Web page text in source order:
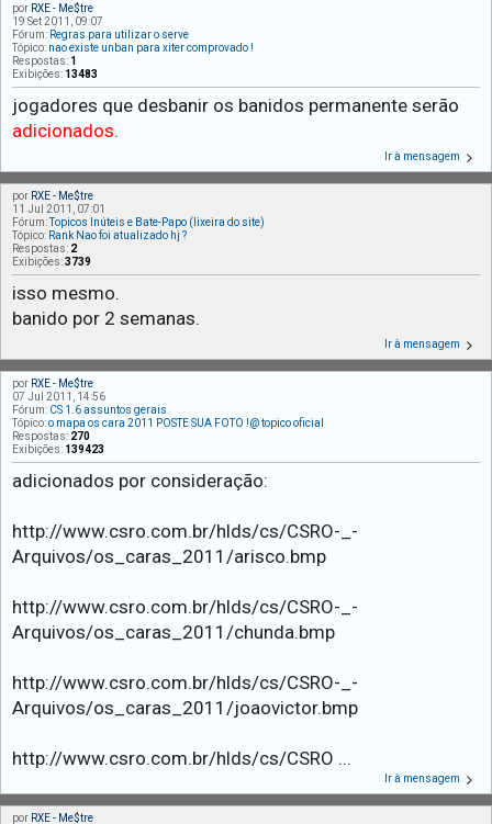
por RXE - Me$tre
19 Set 2011, 09:07
Fórum: Regras para utilizar o serve
Tópico: nao existe unban para xiter comprovado !
Respostas: 1
Exibições: 13483
jogadores que desbanir os banidos permanente serão
adicionados.
Ir à mensagem
por RXE - Me$tre
11 Jul 2011, 07:01
Fórum:Topicos Inúteis e Bate-Papo (lixeira do site)
Tópico: Rank Nao foi atualizado hj ?
Respostas: 2
Exibições:3739
isso mesmo.
banido por 2 semanas.
Ir à mensagem
por RXE - Me$tre
07 Jul 2011, 14:56
Fórum: CS 1.6 assuntos gerais
Tópico:o mapa os cara 2011 POSTE SUA FOTO !@ topico oficial
Respostas: 270
Exibições: 139423
adicionados por consideração:
http://www.csro.com.br/hlds/cs/CSRO-_-
Arquivos/os_caras_2011/arisco.bmp
http://www.csro.com.br/hlds/cs/CSRO-_-
Arquivos/os_caras_2011/chunda.bmp
http://www.csro.com.br/hlds/cs/CSRO-_-
Arquivos/os_caras_2011/joaovictor.bmp
http://www.csro.com.br/hlds/cs/CSRO ...
Ir à mensagem
por RXE - Me$tre